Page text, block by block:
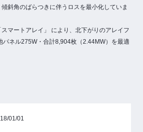
斜角のばらつきに伴うロスを最小化していま
マートアレイ」 により、北下がりのアレイフ
パネル275W・合計8,904枚（2.44MW）を最適
01/01